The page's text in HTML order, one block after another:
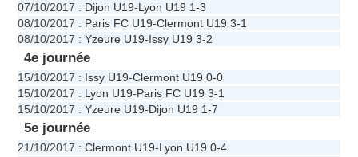
07/10/2017 : Dijon U19-Lyon U19 1-3
08/10/2017 : Paris FC U19-Clermont U19 3-1
08/10/2017 : Yzeure U19-Issy U19 3-2
4e journée
15/10/2017 : Issy U19-Clermont U19 0-0
15/10/2017 : Lyon U19-Paris FC U19 3-1
15/10/2017 : Yzeure U19-Dijon U19 1-7
5e journée
21/10/2017 : Clermont U19-Lyon U19 0-4